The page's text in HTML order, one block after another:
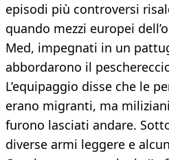
episodi più controversi
quando mezzi europei
Med, impegnati in un
abbordarono il
L’equipaggio disse che le
erano migranti, ma
furono lasciati andare.
diverse armi leggere e